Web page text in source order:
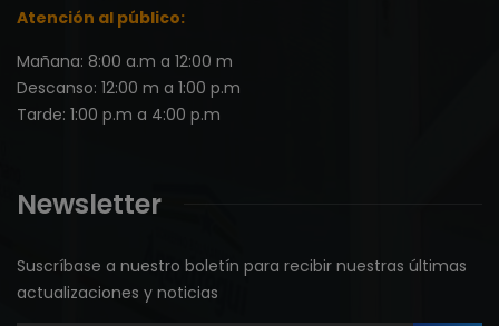
Atención al público:
Mañana: 8:00 a.m a 12:00 m
Descanso: 12:00 m a 1:00 p.m
Tarde: 1:00 p.m a 4:00 p.m
Newsletter
Suscríbase a nuestro boletín para recibir nuestras últimas
actualizaciones y noticias